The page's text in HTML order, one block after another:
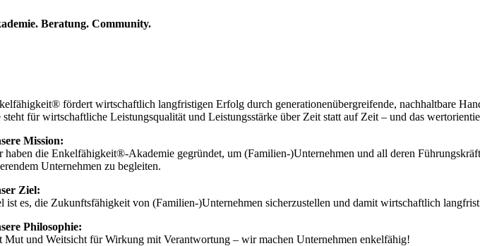
. Beratung. Community.
fördert wirtschaftlich langfristigen Erfolg durch generationenübergreifende, nachhaltbare
steht für wirtschaftliche Leistungsqualität und Leistungsstärke über Zeit statt auf Zeit – und das
Mission:
haben die Enkelfähigkeit®-Akademie gegründet, um (Familien-)Unternehmen und all deren
Unternehmen zu begleiten.
Ziel:
ist es, die Zukunftsfähigkeit von (Familien-)Unternehmen sicherzustellen und damit wirtschaftlich
Philosophie:
Mut und Weitsicht für Wirkung mit Verantwortung – wir machen Unternehmen enkelfähig!